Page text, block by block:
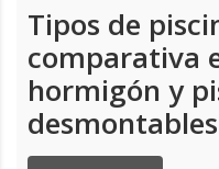
Tipos de
comparativa
hormigón y
desmontables